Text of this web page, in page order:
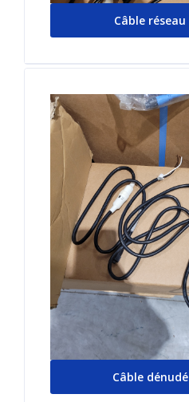
Câble réseau
Câble dénudé